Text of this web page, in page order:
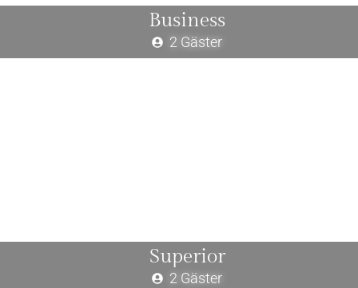
Business
2 Gäster
Superior
2 Gäster